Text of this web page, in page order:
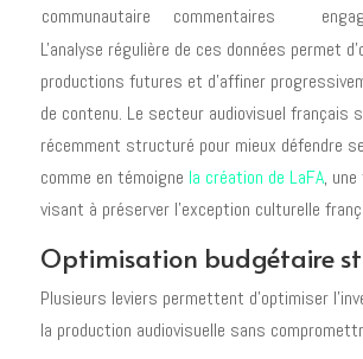
communautaire
commentaires
L'analyse régulière de ces données permet
productions futures et d'affiner
de contenu. Le secteur audiovisuel français
récemment structuré pour mieux défendre
comme en témoigne la création de LaFA, une
visant à préserver l'exception culturelle
Optimisation budgétaire
Plusieurs leviers permettent d'optimiser
la production audiovisuelle sans